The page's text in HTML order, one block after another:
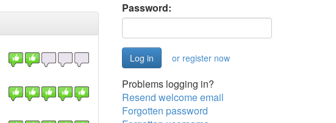
Password:
or register now
Problems logging in?
Resend welcome email
Forgotten password